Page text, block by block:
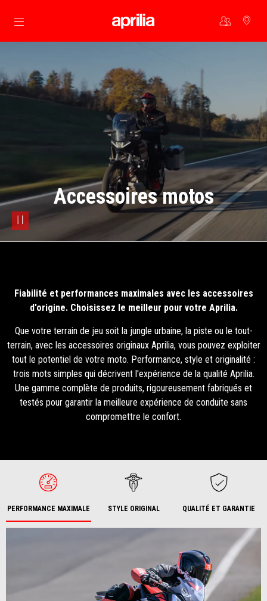
Aller au contenu principal
pause
Accessoires motos
Fiabilité et performances maximales avec les accessoires
d'origine. Choisissez le meilleur pour votre Aprilia.
Que votre terrain de jeu soit la jungle urbaine, la piste ou le tout-
terrain, avec les accessoires originaux Aprilia, vous pouvez exploiter
tout le potentiel de votre moto. Performance, style et originalité :
trois mots simples qui décrivent l'expérience de la qualité Aprilia.
Une gamme complète de produits, rigoureusement fabriqués et
testés pour garantir la meilleure expérience de conduite sans
compromettre le confort.
PERFORMANCE MAXIMALE STYLE ORIGINAL QUALITÉ ET GARANTIE